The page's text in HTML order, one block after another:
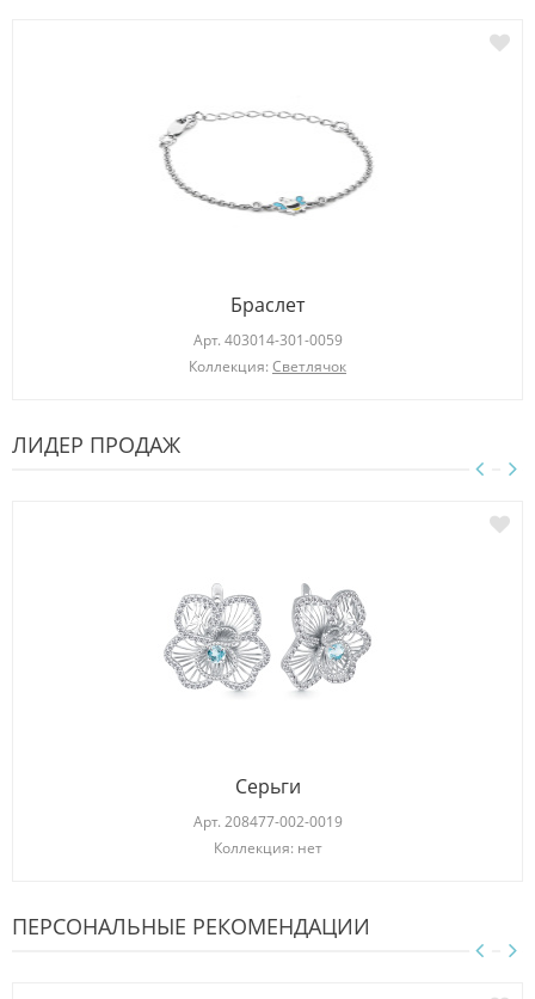
Браслет
Арт. 403014-301-0059
Коллекция: Светлячок
ЛИДЕР ПРОДАЖ
Серьги
Арт. 208477-002-0019
Коллекция: нет
ПЕРСОНАЛЬНЫЕ РЕКОМЕНДАЦИИ